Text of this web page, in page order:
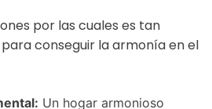
por las cuales es tan
conseguir la armonía en el
Un hogar armonioso